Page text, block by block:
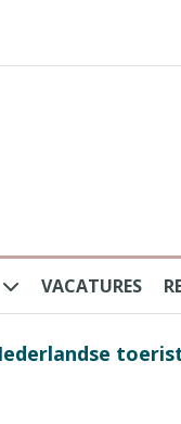
VACATURES
toeristen